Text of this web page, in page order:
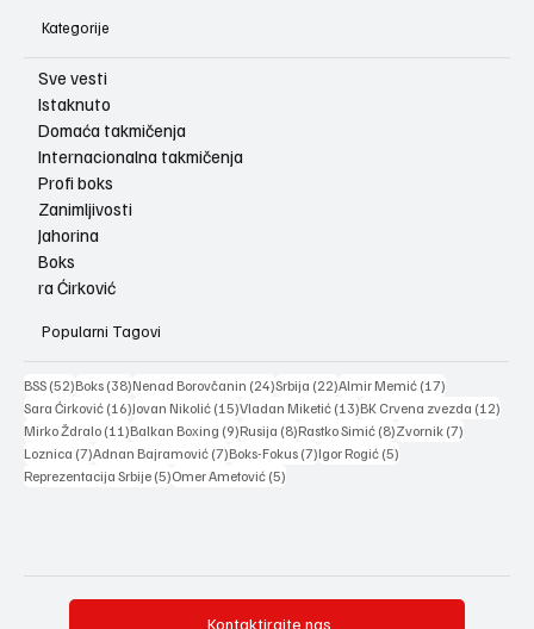
Kategorije
Sve vesti
Istaknuto
Domaća takmičenja
Internacionalna takmičenja
Profi boks
Zanimljivosti
Jahorina
Boks
ra Ćirković
Popularni Tagovi
BSS (52)52 posts
Boks (38)38 posts
Nenad Borovčanin (24)24 posts
Srbija (22)22 posts
Almir Memić (17)
Sara Ćirković (16)16 posts
Jovan Nikolić (15)15 posts
Vladan Miketić (13)13 posts
BK Crvena zvezda (12)
Mirko Ždralo (11)11 posts
Balkan Boxing (9)9 posts
Rusija (8)8 posts
Rastko Simić (8)8 posts
Zvornik (7)
Loznica (7)7 posts
Adnan Bajramović (7)7 posts
Boks-Fokus (7)7 posts
Igor Rogić (5)
Reprezentacija Srbije (5)5 posts
Omer Ametović (5)
Kontaktirajte nas